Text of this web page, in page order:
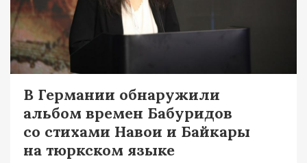
В Германии обнаружили
альбом времен Бабуридов
со стихами Навои и Байкары
на тюркском языке